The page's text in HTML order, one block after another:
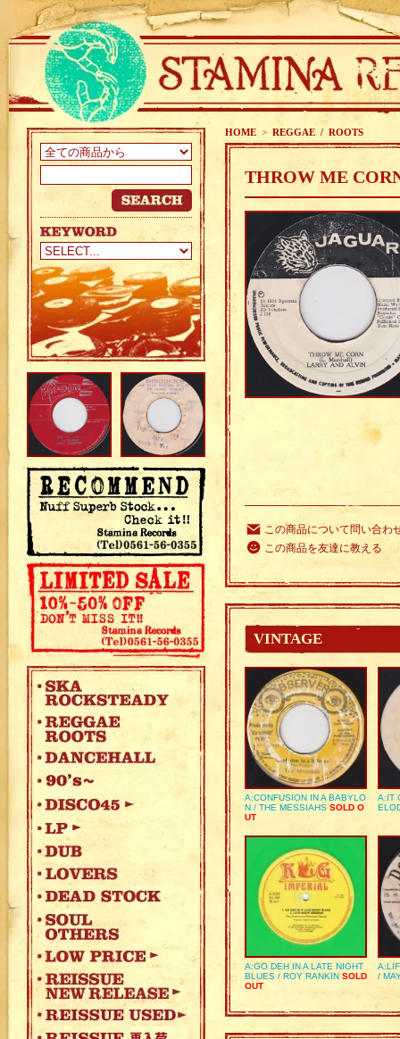
HOME > REGGAE / ROOTS
THROW ME
この商品について問い合わ
この商品を友達に教える
VINTAGE
A:CONFUSION IN A BABYLO
N / THE MESSIAHS SOLD O
UT
A:IT
A:GO DEH IN A LATE NIGHT
BLUES / ROY RANKIN SOLD
OUT
/